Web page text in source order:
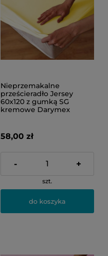
Nieprzemakalne
prześcieradło Jersey
60x120 z gumką SG
kremowe Darymex
58,00 zł
- +
szt.
do koszyka